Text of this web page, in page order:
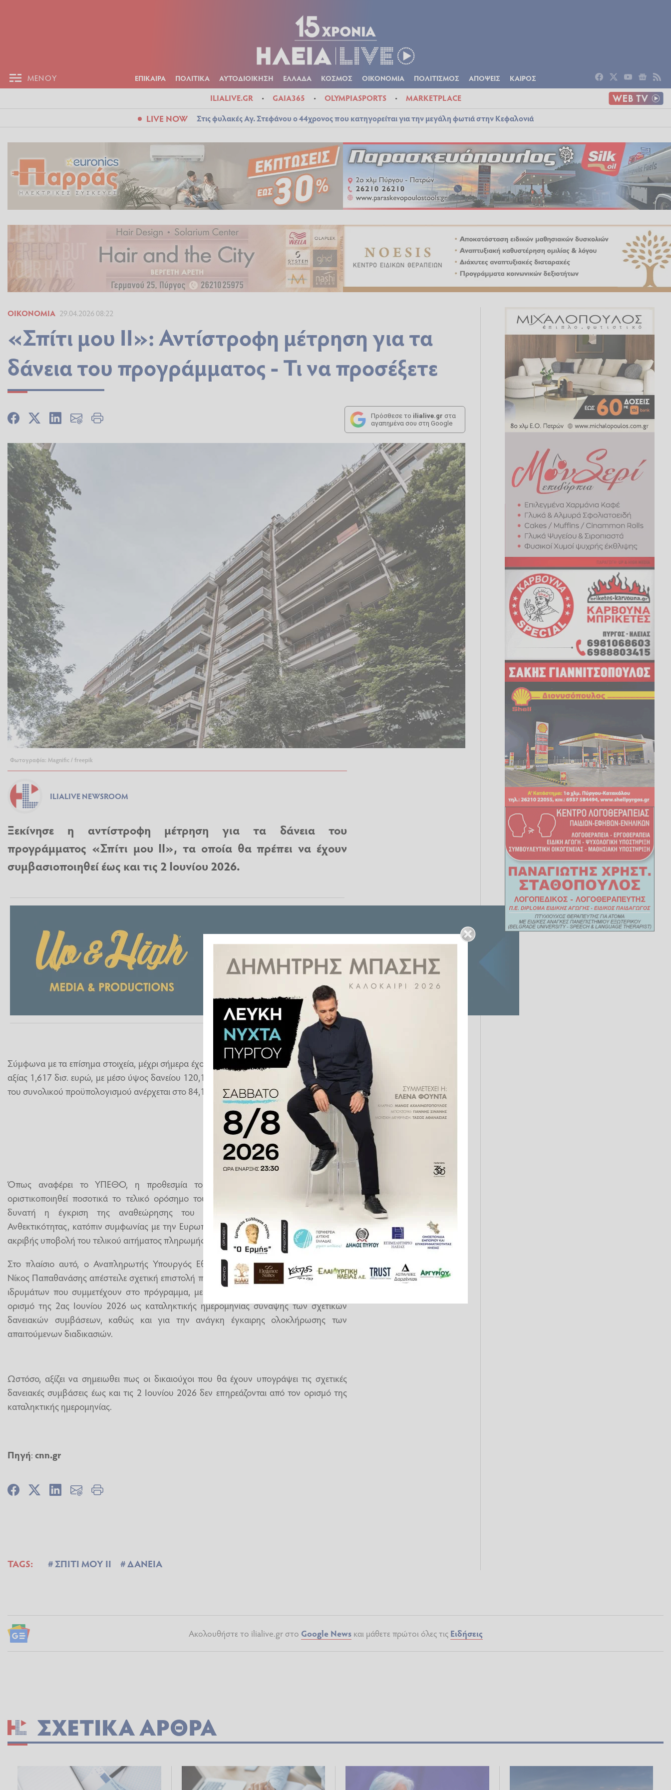
ΜΕΝΟΥ ΕΠΙΚΑΙΡΑ ΠΟΛΙΤΙΚΑ ΑΥΤΟΔΙΟΙΚΗΣΗ ΕΛΛΑΔΑ ΚΟΣΜΟΣ ΟΙΚΟΝΟΜΙΑ ΠΟΛΙΤΙΣΜΟΣ ΑΠΟΨΕΙΣ ΚΑΙΡΟΣ
ILIALIVE.GR GAIA365 OLYMPIASPORTS MARKETPLACE
LIVE NOW Στις φυλακές Αγ. Στεφάνου ο 44χρονος που κατηγορείται για την μεγάλη φωτιά στην Κεφαλονιά
ΟΙΚΟΝΟΜΊΑ 29.04.2026 08:22
«Σπίτι μου ΙΙ»: Αντίστροφη μέτρηση για τα
δάνεια του προγράμματος - Τι να προσέξετε
Πρόσθεσε το ilialive.gr στα
αγαπημένα σου στη Google
Φωτογραφία: Magnific / freepik
ILIALIVE NEWSROOM
Ξεκίνησε η αντίστροφη μέτρηση για τα δάνεια του
προγράμματος «Σπίτι μου ΙΙ», τα οποία θα πρέπει να έχουν
συμβασιοποιηθεί έως και τις 2 Ιουνίου 2026.
Σύμφωνα με τα επίσημα στοιχεία, μέχρι σήμερα έχουν εγκριθεί 13.461 δάνεια, συνολικής
αξίας 1,617 δισ. ευρώ, με μέσο ύψος δανείου 120,15 χιλιάδες ευρώ, ενώ η απορρόφηση
του συνολικού προϋπολογισμού ανέρχεται στο 84,1%.
Όπως αναφέρει το ΥΠΕΘΟ, η προθεσμία του Ιουνίου τέθηκε προκειμένου να
οριστικοποιηθεί ποσοτικά το τελικό ορόσημο του προγράμματος, ώστε να καταστεί
δυνατή η έγκριση της αναθεώρησης του Εθνικού Σχεδίου Ανάκαμψης και
Ανθεκτικότητας, κατόπιν συμφωνίας με την Ευρωπαϊκή Επιτροπή και η εμπρόθεσμη και
ακριβής υποβολή του τελικού αιτήματος πληρωμής των δανείων.
Στο πλαίσιο αυτό, ο Αναπληρωτής Υπουργός Εθνικής Οικονομίας και Οικονομικών
Νίκος Παπαθανάσης απέστειλε σχετική επιστολή προς τους επικεφαλής των τραπεζικών
ιδρυμάτων που συμμετέχουν στο πρόγραμμα, με την οποία τους ενημερώνει για τον
ορισμό της 2ας Ιουνίου 2026 ως καταληκτικής ημερομηνίας σύναψης των σχετικών
δανειακών συμβάσεων, καθώς και για την ανάγκη έγκαιρης ολοκλήρωσης των
απαιτούμενων διαδικασιών.
Ωστόσο, αξίζει να σημειωθει πως οι δικαιούχοι που θα έχουν υπογράψει τις σχετικές
δανειακές συμβάσεις έως και τις 2 Ιουνίου 2026 δεν επηρεάζονται από τον ορισμό της
καταληκτικής ημερομηνίας.
Πηγή:cnn.gr
TAGS: ΣΠΙΤΙ ΜΟΥ ΙΙ ΔΑΝΕΙΑ
Ακολουθήστε το ilialive.gr στο Google Newsκαι μάθετε πρώτοι όλες τις Ειδήσεις
ΣΧΕΤΙΚΆ ΆΡΘΡΑ